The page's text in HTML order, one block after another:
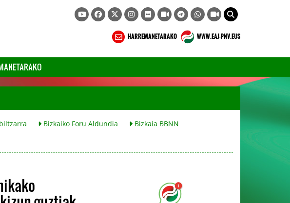
HARREMANETARAKO WWW.EAJ-PNV.EUS
Bizkaiko Foru Aldundia
Bizkaia BBNN